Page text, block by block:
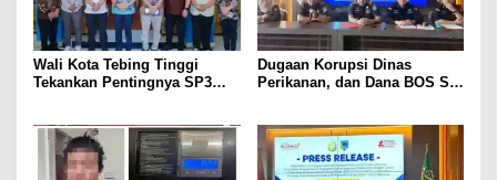
Wali Kota Tebing Tinggi
Tekankan Pentingnya SP3
Dugaan Korupsi Dinas
Perikanan, dan Dana BOS SD